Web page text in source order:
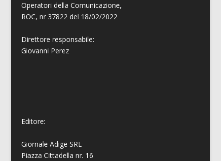
Operatori della Comunicazione,
ROC, nr 37822 del 18/02/2022
Direttore responsabile:
Giovanni Perez
Editore:
Giornale Adige SRL
Piazza Cittadella nr. 16